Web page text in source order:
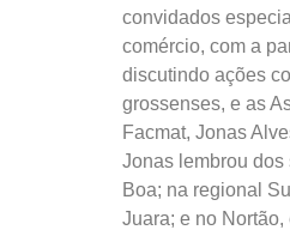
convidados
comércio, com a
discutindo ações
grossenses, e as
Facmat, Jonas
Jonas lembrou
Boa; na regional
Juara; e no